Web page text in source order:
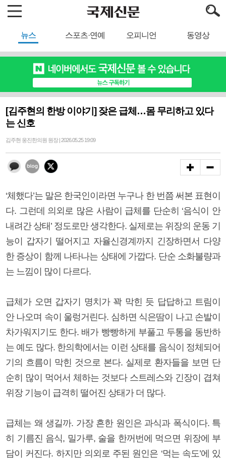
뉴스 스포츠·연예 오피니언 동영상
[김주현의 한방 이야기] 잦은 급체…몸 무리하고 있다
는 신호
김주현 웅진한의원 원장 | 2026.05.25 19:09
‘체했다’는 말은 한국인이라면 누구나 한 번쯤 써본 표현이
다. 그런데 의외로 많은 사람이 급체를 단순히 ‘음식이 안
내려간 상태’ 정도로만 생각한다. 실제로는 위장의 운동 기
능이 갑자기 떨어지고 자율신경계까지 긴장하면서 다양
한 증상이 함께 나타나는 상태에 가깝다. 단순 소화불량과
는 느낌이 많이 다르다.
급체가 오면 갑자기 명치가 꽉 막힌 듯 답답하고 트림이
안 나오며 속이 울렁거린다. 심하면 식은땀이 나고 손발이
차가워지기도 한다. 배가 빵빵하게 부풀고 두통을 동반하
는 예도 많다. 한의학에서는 이런 상태를 음식이 정체되어
기의 흐름이 막힌 것으로 본다. 실제로 환자들을 보면 단
순히 많이 먹어서 체하는 것보다 스트레스와 긴장이 겹쳐
위장 기능이 급격히 떨어진 상태가 더 많다.
급체는 왜 생길까. 가장 흔한 원인은 과식과 폭식이다. 특
히 기름진 음식, 밀가루, 술을 한꺼번에 먹으면 위장에 부
담이 커진다. 하지만 의외로 주된 원인은 ‘먹는 속도’에 있